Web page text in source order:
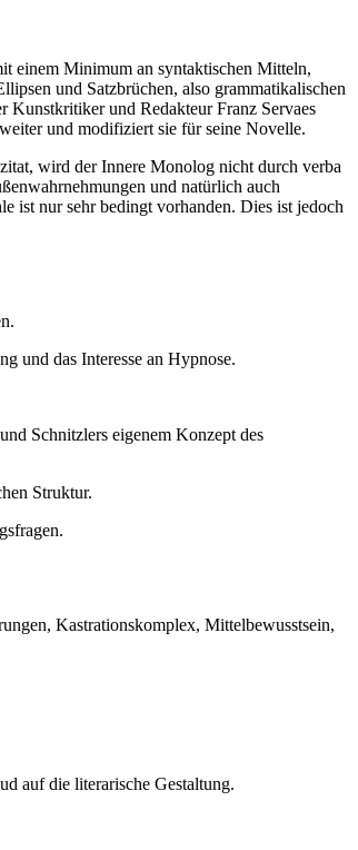
einem Minimum an syntaktischen Mitteln,
und Satzbrüchen, also grammatikalischen
Kunstkritiker und Redakteur Franz Servaes
und modifiziert sie für seine Novelle.
wird der Innere Monolog nicht durch verba
und natürlich auch
ist nur sehr bedingt vorhanden. Dies ist jedoch
und das Interesse an Hypnose.
Schnitzlers eigenem Konzept des
Struktur.
Kastrationskomplex, Mittelbewusstsein,
auf die literarische Gestaltung.